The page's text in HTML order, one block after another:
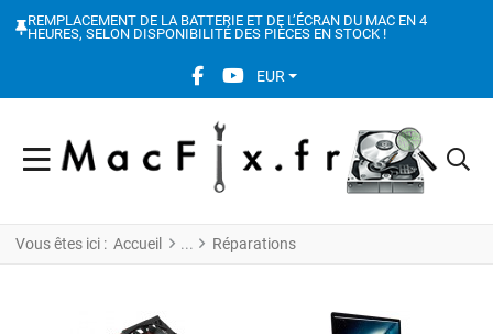
REMPLACEMENT DE LA BATTERIE ET DE L’ÉCRAN DU MAC EN 4
HEURES, SELON DISPONIBILITÉ DES PIÈCES EN STOCK !
FACEBOOK SOCIAL LINK
YOUTUBE SOCIAL LINK
EUR
Vous êtes ici : Accueil Réparations